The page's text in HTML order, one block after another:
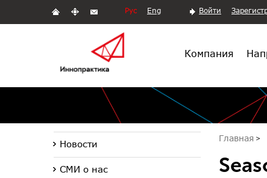
Рус Eng Войти
Компания
Главная
Новости
СМИ о нас